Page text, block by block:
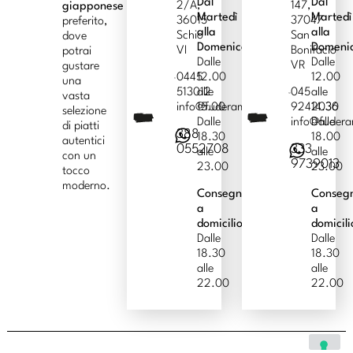
giapponese
preferito,
dove
potrai
gustare
una
vasta
selezione
di piatti
autentici
con un
tocco
moderno.
2/A,
36015
Schio
VI
0445
513012
info@fuderamen.com
388
0552708
Dal
Martedì
alla
Domenica
Dalle
12.00
alle
15.00
Dalle
18.30
alle
23.00
Consegna
a
domicilio
Dalle
18.30
alle
22.00
147,
37047
San
Bonifacio
VR
045
9242036
333
9739013
Dal
Martedì
alla
Dalle
12.00
alle
14.30
Dalle
18.00
alle
23.00
a
Dalle
18.30
alle
22.00